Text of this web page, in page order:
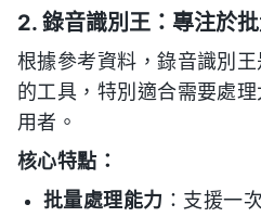
2. 錄音識別王：專注於
根據參考資料，錄音識別
的工具，特別適合需要處
用者。
核心特點：
批量處理能力 ：支援一